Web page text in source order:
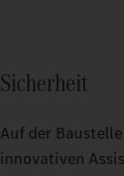
Sicherheit
Auf der
innovativen